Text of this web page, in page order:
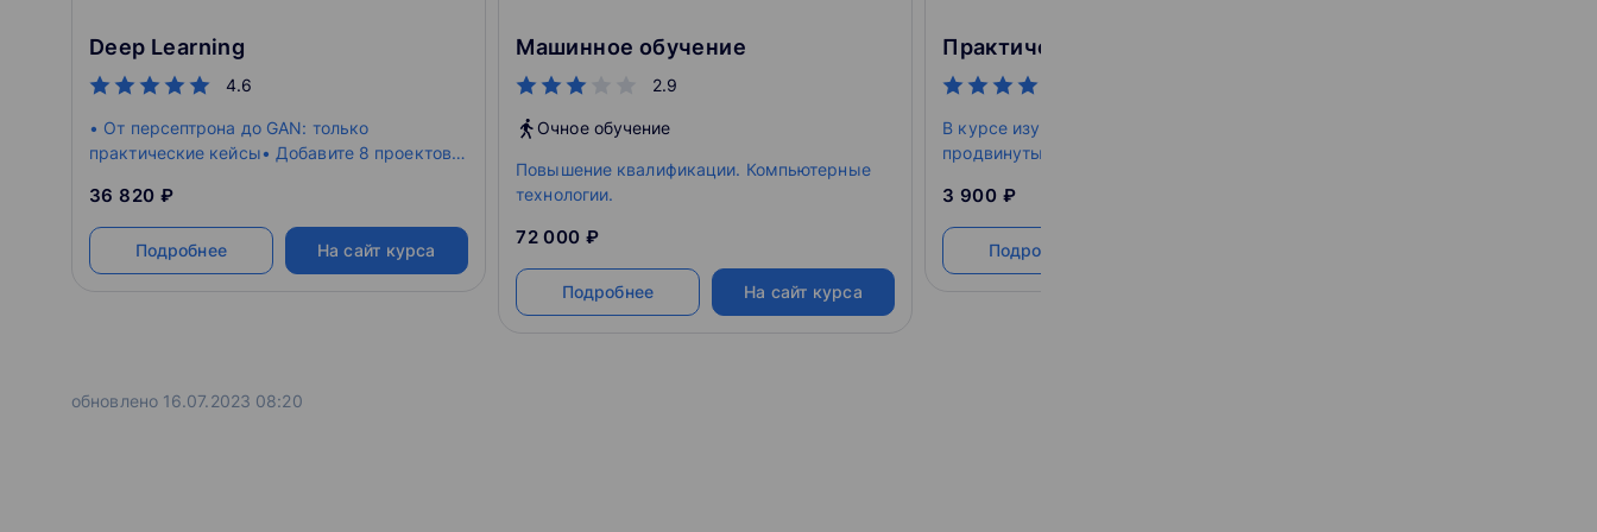
Deep Learning
4.6
• От персептрона до GAN: только
практические кейсы• Добавите 8 проектов в
поддержка сообщества экспертов,
консультации с ментором
36 820 ₽
Подробнее На сайт курса
Машинное обучение
2.9
Очное обучение
Повышение квалификации. Компьютерные
технологии.
72 000 ₽
Подробнее На сайт курса
Практический Machine Learning
В курсе изучаются классические и
продвинутые алгоритмы машинного
математические обоснования изучаемых
методов.
3 900 ₽
Подробнее
обновлено 16.07.2023 08:20